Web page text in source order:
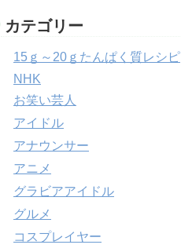
カテゴリー
15ｇ～20ｇたんぱく質レシピ
NHK
お笑い芸人
アイドル
アナウンサー
アニメ
グラビアアイドル
グルメ
コスプレイヤー